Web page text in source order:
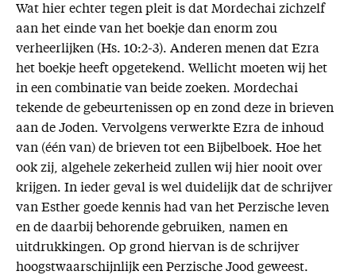
Wat hier echter tegen pleit is dat Mordechai zichzelf
aan het einde van het boekje dan enorm zou
verheerlijken (Hs. 10:2-3). Anderen menen dat Ezra
het boekje heeft opgetekend. Wellicht moeten wij het
in een combinatie van beide zoeken. Mordechai
tekende de gebeurtenissen op en zond deze in brieven
aan de Joden. Vervolgens verwerkte Ezra de inhoud
van (één van) de brieven tot een Bijbelboek. Hoe het
ook zij, algehele zekerheid zullen wij hier nooit over
krijgen. In ieder geval is wel duidelijk dat de schrijver
van Esther goede kennis had van het Perzische leven
en de daarbij behorende gebruiken, namen en
uitdrukkingen. Op grond hiervan is de schrijver
hoogstwaarschijnlijk een Perzische Jood geweest.